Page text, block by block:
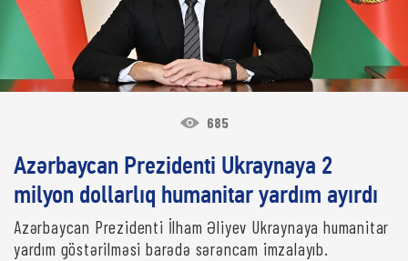
685
Azərbaycan Prezidenti Ukraynaya 2
milyon dollarlıq humanitar yardım ayırdı
Azərbaycan Prezidenti İlham Əliyev Ukraynaya humanitar
yardım göstərilməsi barədə sərəncam imzalayıb.